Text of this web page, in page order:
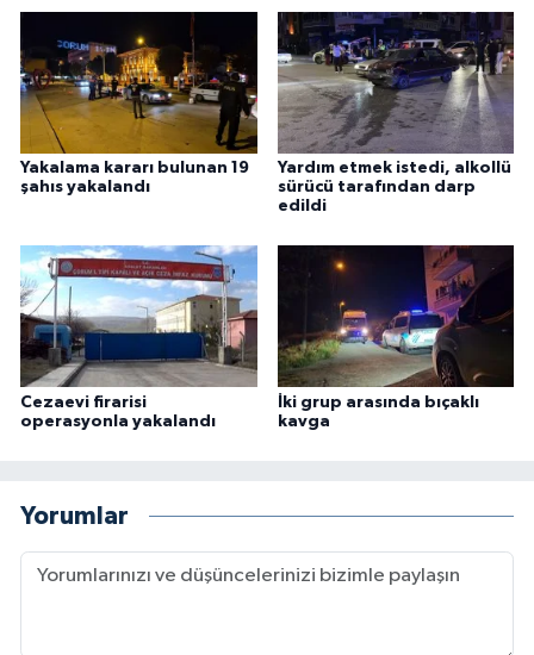
Yakalama kararı bulunan 19
şahıs yakalandı
Yardım etmek istedi, alkollü
sürücü tarafından darp
edildi
Cezaevi firarisi
operasyonla yakalandı
İki grup arasında bıçaklı
kavga
Yorumlar